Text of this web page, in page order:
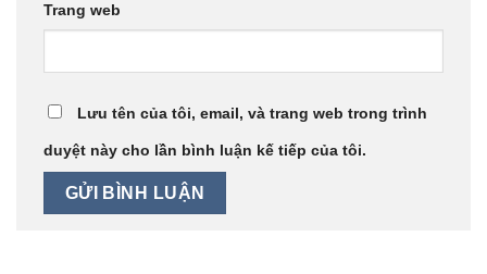
Trang web
Lưu tên của tôi, email, và trang web trong trình
duyệt này cho lần bình luận kế tiếp của tôi.